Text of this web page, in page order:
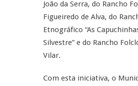
João da Serra, do Rancho
Figueiredo de Alva, do
Etnográfico “As
Silvestre” e do Rancho
Vilar.
Com esta iniciativa, o